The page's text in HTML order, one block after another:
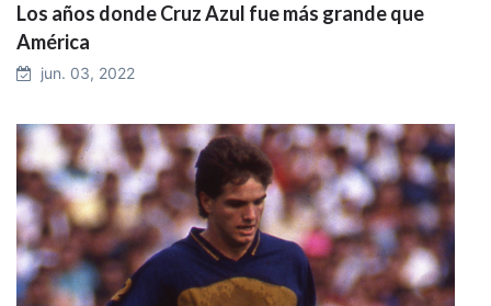
Los años donde Cruz Azul fue más grande que
América
jun. 03, 2022